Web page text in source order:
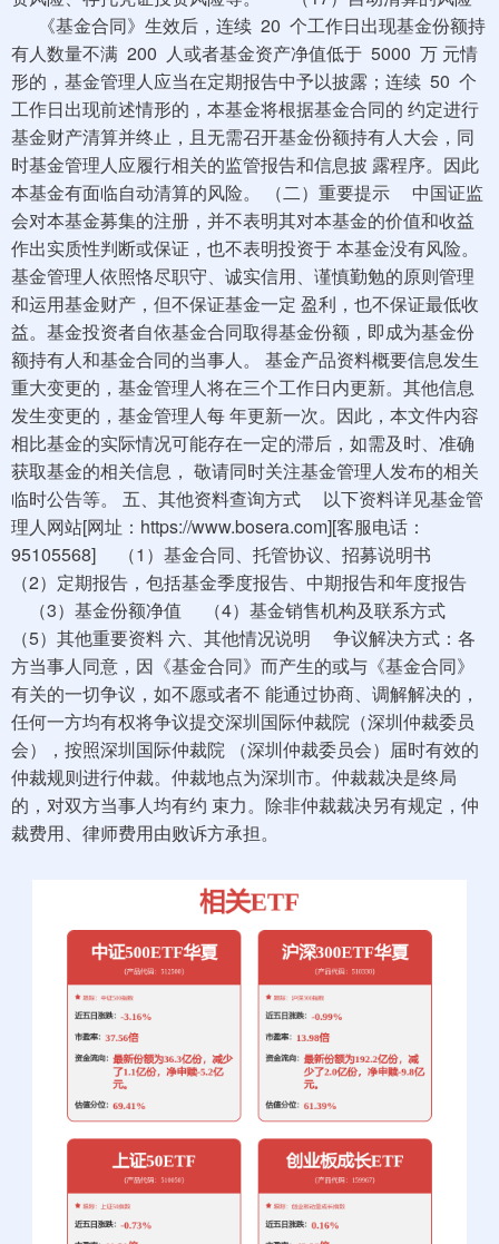
《基金合同》生效后，连续 20 个工作日出现基金份额持
有人数量不满 200 人或者基金资产净值低于 5000 万 元情
形的，基金管理人应当在定期报告中予以披露；连续 50 个
工作日出现前述情形的，本基金将根据基金合同的 约定进行
基金财产清算并终止，且无需召开基金份额持有人大会，同
时基金管理人应履行相关的监管报告和信息披 露程序。因此
本基金有面临自动清算的风险。 （二）重要提示 中国证监
会对本基金募集的注册，并不表明其对本基金的价值和收益
作出实质性判断或保证，也不表明投资于 本基金没有风险。
基金管理人依照恪尽职守、诚实信用、谨慎勤勉的原则管理
和运用基金财产，但不保证基金一定 盈利，也不保证最低收
益。基金投资者自依基金合同取得基金份额，即成为基金份
额持有人和基金合同的当事人。 基金产品资料概要信息发生
重大变更的，基金管理人将在三个工作日内更新。其他信息
发生变更的，基金管理人每 年更新一次。因此，本文件内容
相比基金的实际情况可能存在一定的滞后，如需及时、准确
获取基金的相关信息， 敬请同时关注基金管理人发布的相关
临时公告等。 五、其他资料查询方式 以下资料详见基金管
理人网站[网址：https://www.bosera.com][客服电话：
95105568] （1）基金合同、托管协议、招募说明书
（2）定期报告，包括基金季度报告、中期报告和年度报告
（3）基金份额净值 （4）基金销售机构及联系方式
（5）其他重要资料 六、其他情况说明 争议解决方式：各
方当事人同意，因《基金合同》而产生的或与《基金合同》
有关的一切争议，如不愿或者不 能通过协商、调解解决的，
任何一方均有权将争议提交深圳国际仲裁院（深圳仲裁委员
会），按照深圳国际仲裁院 （深圳仲裁委员会）届时有效的
仲裁规则进行仲裁。仲裁地点为深圳市。仲裁裁决是终局
的，对双方当事人均有约 束力。除非仲裁裁决另有规定，仲
裁费用、律师费用由败诉方承担。